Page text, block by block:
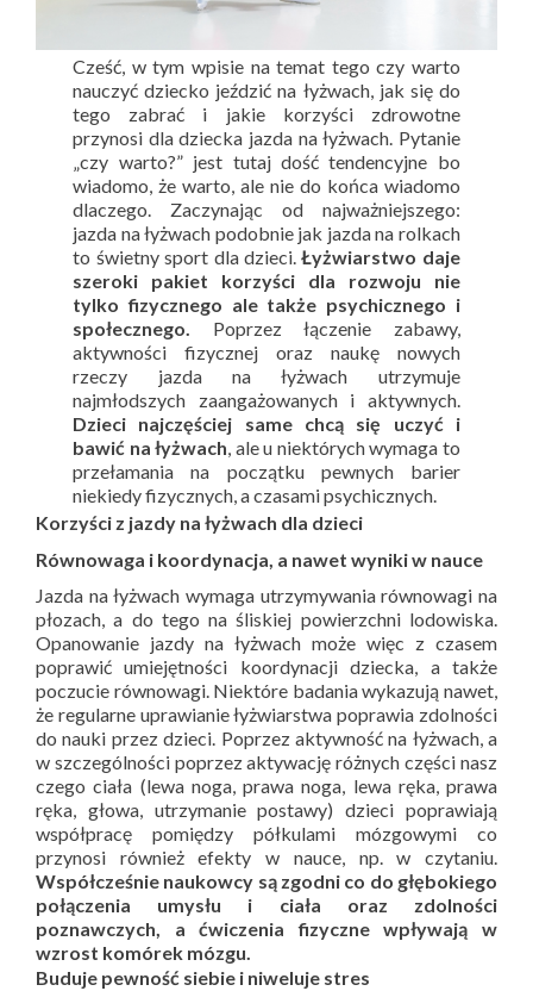
Cześć, w tym wpisie na temat tego czy warto
nauczyć dziecko jeździć na łyżwach, jak się do
tego zabrać i jakie korzyści zdrowotne
przynosi dla dziecka jazda na łyżwach. Pytanie
„czy warto?” jest tutaj dość tendencyjne bo
wiadomo, że warto, ale nie do końca wiadomo
dlaczego. Zaczynając od najważniejszego:
jazda na łyżwach podobnie jak jazda na rolkach
to świetny sport dla dzieci.Łyżwiarstwo daje
szeroki pakiet korzyści dla rozwoju nie
tylko fizycznego ale także psychicznego i
społecznego. Poprzez łączenie zabawy,
aktywności fizycznej oraz naukę nowych
rzeczy jazda na łyżwach utrzymuje
najmłodszych zaangażowanych i aktywnych.
Dzieci najczęściej same chcą się uczyć i
bawić na łyżwach, ale u niektórych wymaga to
przełamania na początku pewnych barier
niekiedy fizycznych, a czasami psychicznych.
Korzyści z jazdy na łyżwach dla dzieci
Równowaga i koordynacja, a nawet wyniki w nauce
Jazda na łyżwach wymaga utrzymywania równowagi na
płozach, a do tego na śliskiej powierzchni lodowiska.
Opanowanie jazdy na łyżwach może więc z czasem
poprawić umiejętności koordynacji dziecka, a także
poczucie równowagi. Niektóre badania wykazują nawet,
że regularne uprawianie łyżwiarstwa poprawia zdolności
do nauki przez dzieci. Poprzez aktywność na łyżwach, a
w szczególności poprzez aktywację różnych części nasz
czego ciała (lewa noga, prawa noga, lewa ręka, prawa
ręka, głowa, utrzymanie postawy) dzieci poprawiają
współpracę pomiędzy półkulami mózgowymi co
przynosi również efekty w nauce, np. w czytaniu.
Współcześnie naukowcy są zgodni co do głębokiego
połączenia umysłu i ciała oraz zdolności
poznawczych, a ćwiczenia fizyczne wpływają w
wzrost komórek mózgu.
Buduje pewność siebie i niweluje stres